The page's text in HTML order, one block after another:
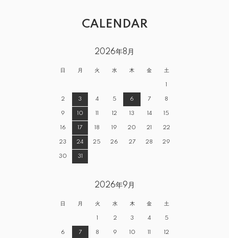
CALENDAR
2026年8月
日 月 火 水 木 金 土
1
2 3 4 5 6 7 8
9 10 11 12 13 14 15
16 17 18 19 20 21 22
23 24 25 26 27 28 29
30 31
2026年9月
日 月 火 水 木 金 土
1 2 3 4 5
6 7 8 9 10 11 12